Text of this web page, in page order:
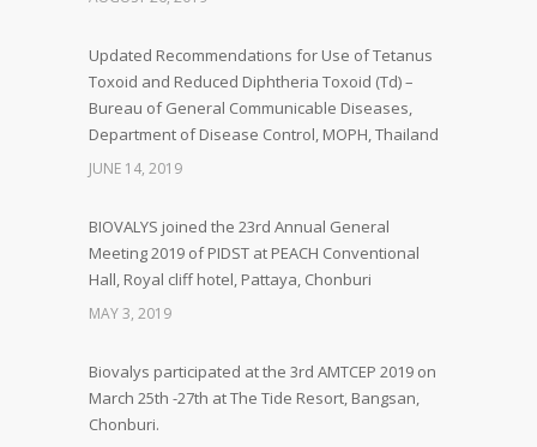
Updated Recommendations for Use of Tetanus
Toxoid and Reduced Diphtheria Toxoid (Td) –
Bureau of General Communicable Diseases,
Department of Disease Control, MOPH, Thailand
JUNE 14, 2019
BIOVALYS joined the 23rd Annual General
Meeting 2019 of PIDST at PEACH Conventional
Hall, Royal cliff hotel, Pattaya, Chonburi
MAY 3, 2019
Biovalys participated at the 3rd AMTCEP 2019 on
March 25th -27th at The Tide Resort, Bangsan,
Chonburi.